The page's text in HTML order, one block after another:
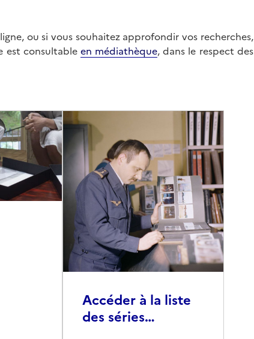
ou si vous souhaitez approfondir vos recherches,
est consultable en médiathèque, dans le respect des
Accéder à la liste
des séries